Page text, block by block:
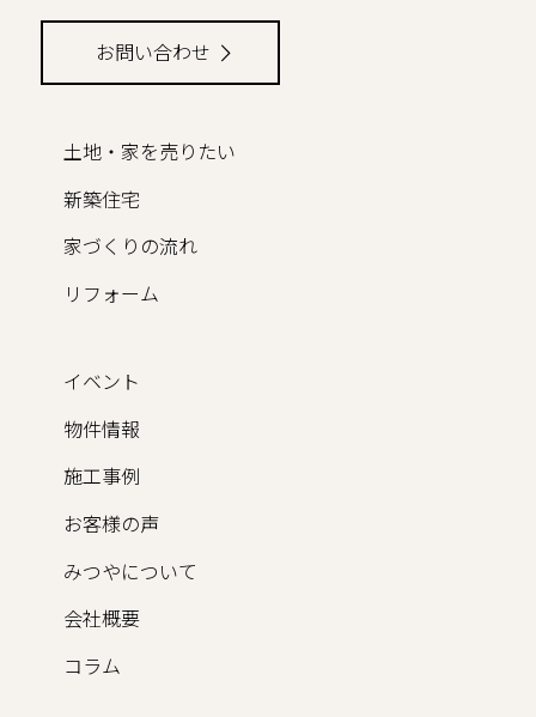
お問い合わせ
土地・家を売りたい
新築住宅
家づくりの流れ
リフォーム
イベント
物件情報
施工事例
お客様の声
みつやについて
会社概要
コラム